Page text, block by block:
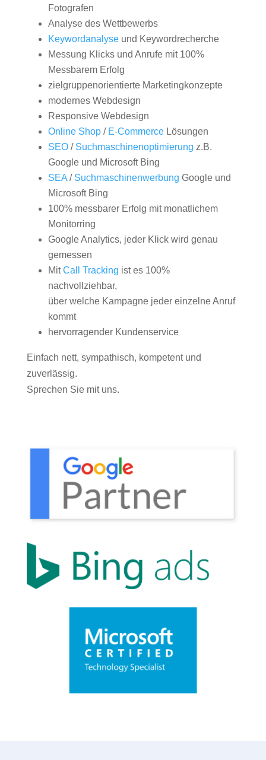
Fotografen
Analyse des Wettbewerbs
Keywordanalyseund Keywordrecherche
Messung Klicks und Anrufe mit 100%
Messbarem Erfolg
zielgruppenorientierte Marketingkonzepte
modernes Webdesign
Responsive Webdesign
Online Shop/ E-CommerceLösungen
SEO/ Suchmaschinenoptimierung z.B.
Google und Microsoft Bing
SEA/ Suchmaschinenwerbung Google und
Microsoft Bing
100% messbarer Erfolg mit monatlichem
Monitorring
Google Analytics, jeder Klick wird genau
gemessen
MitCall Tracking ist es 100%
nachvollziehbar,
über welche Kampagne jeder einzelne Anruf
kommt
hervorragender Kundenservice
Einfach nett, sympathisch, kompetent und
zuverlässig.
Sprechen Sie mit uns.